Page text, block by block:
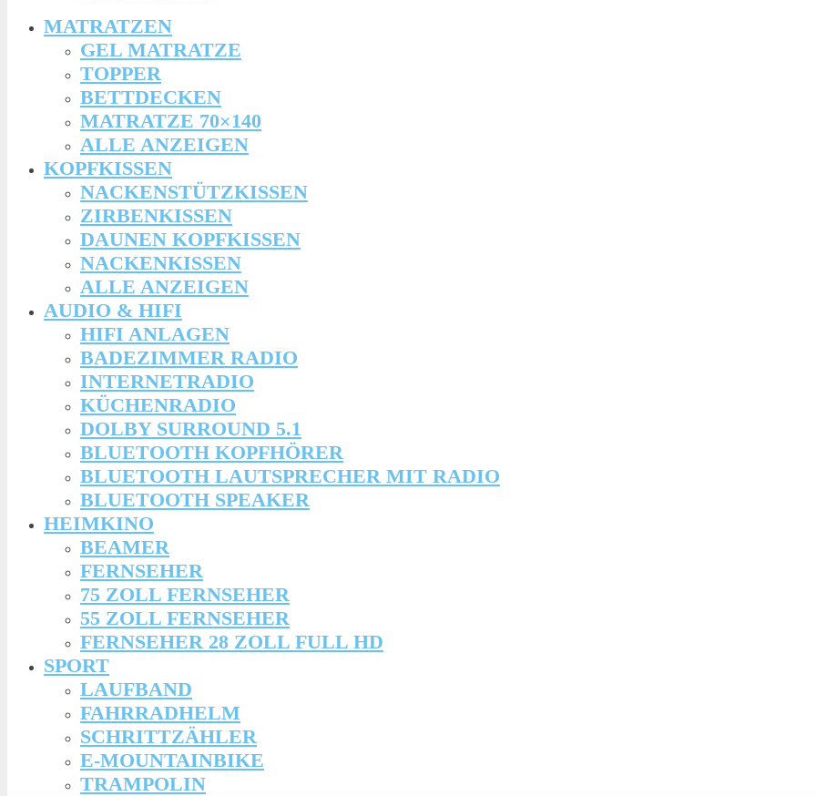
MATRATZEN
GEL MATRATZE
TOPPER
BETTDECKEN
MATRATZE 70×140
ALLE ANZEIGEN
KOPFKISSEN
NACKENSTÜTZKISSEN
ZIRBENKISSEN
DAUNEN KOPFKISSEN
NACKENKISSEN
ALLE ANZEIGEN
AUDIO & HIFI
HIFI ANLAGEN
BADEZIMMER RADIO
INTERNETRADIO
KÜCHENRADIO
DOLBY SURROUND 5.1
BLUETOOTH KOPFHÖRER
BLUETOOTH LAUTSPRECHER MIT RADIO
BLUETOOTH SPEAKER
HEIMKINO
BEAMER
FERNSEHER
75 ZOLL FERNSEHER
55 ZOLL FERNSEHER
FERNSEHER 28 ZOLL FULL HD
SPORT
LAUFBAND
FAHRRADHELM
SCHRITTZÄHLER
E-MOUNTAINBIKE
TRAMPOLIN